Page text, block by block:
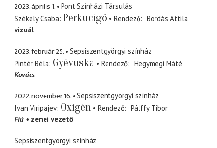
2023. április 1.
Pont Színházi Társulás
Székely Csaba Perkucigó Rendező
Bordás Attila
vizuál
2023. február 25.
Sepsiszentgyörgyi színház
Pintér Béla Gyévuska Rendező
Hegymegi Máté
Kovács
2022. november 16.
Sepsiszentgyörgyi színház
Ivan Viripajev Oxigén Rendező
Pálffy Tibor
Fiú
zenei vezető
Sepsiszentgyörgyi színház